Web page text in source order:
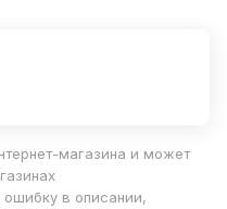
магазина и может
ошибку в описании,